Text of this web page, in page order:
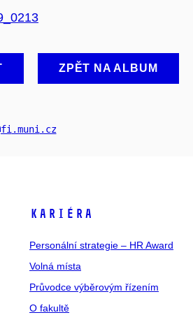
ZPĚT NA ALBUM
.muni .cz
KARIÉRA
Personální strategie – HR Award
Volná místa
Průvodce výběrovým řízením
O fakultě